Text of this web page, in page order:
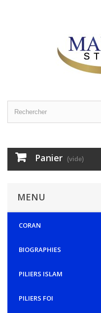
Panier (vide)
MENU
CORAN
BIOGRAPHIES
PILIERS ISLAM
PILIERS FOI